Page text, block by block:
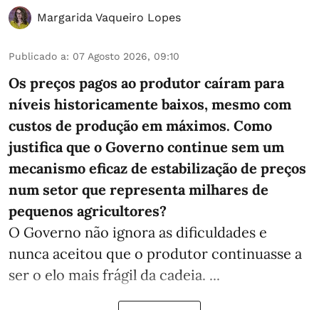
Margarida Vaqueiro Lopes
Publicado a: 07 Agosto 2026, 09:10
Os preços pagos ao produtor caíram para
níveis historicamente baixos, mesmo com
custos de produção em máximos. Como
justifica que o Governo continue sem um
mecanismo eficaz de estabilização de preços
num setor que representa milhares de
pequenos agricultores?
O Governo não ignora as dificuldades e
nunca aceitou que o produtor continuasse a
ser o elo mais frágil da cadeia. ...